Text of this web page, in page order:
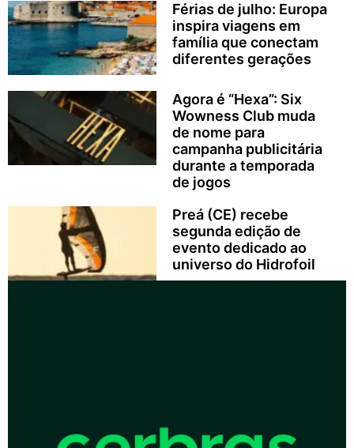
Férias de julho: Europa
inspira viagens em
família que conectam
diferentes gerações
Agora é “Hexa”: Six
Wowness Club muda
de nome para
campanha publicitária
durante a temporada
de jogos
Preá (CE) recebe
segunda edição de
evento dedicado ao
universo do Hidrofoil